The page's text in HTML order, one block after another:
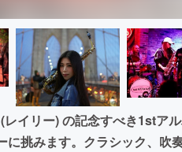
イリー) の記念すべき1stア
に挑みます。クラシック、吹